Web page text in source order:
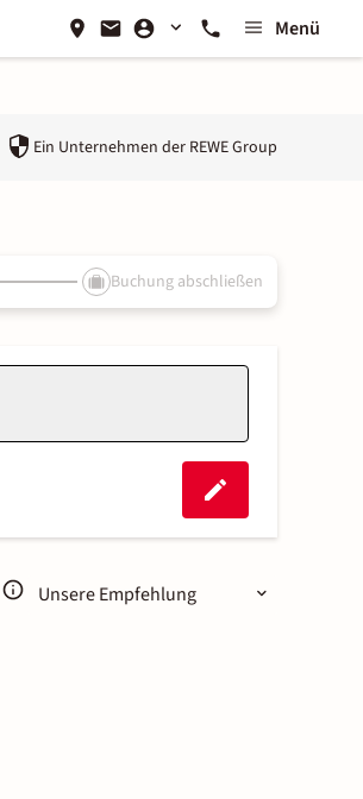
Menü
Ein Unternehmen der REWE Group
Buchung abschließen